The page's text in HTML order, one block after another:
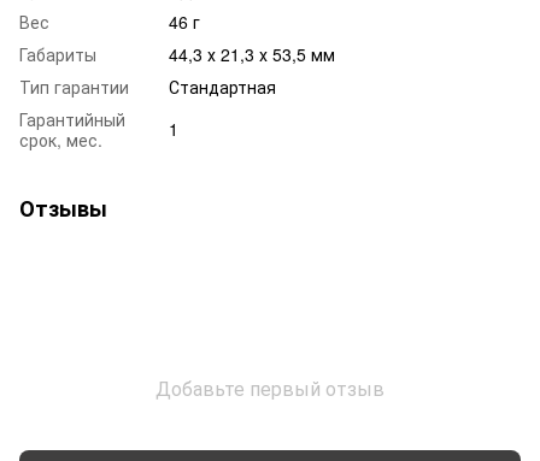
Вес
46 г
Габариты
44,3 х 21,3 х 53,5 мм
Тип гарантии
Стандартная
Гарантийный
срок, мес.
1
Отзывы
Добавьте первый отзыв